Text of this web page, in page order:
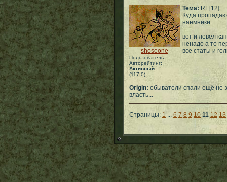
shoseone
Пользователь
Авторейтинг:
Активный
(117-0)
Тема: RE[12]:
Куда
наемники...
вот и левел
ненадо а то
все статы и
Origin: обыватели спали ещё не
власть...
Страницы: 1... 6 7 8 9 10 11 12 13